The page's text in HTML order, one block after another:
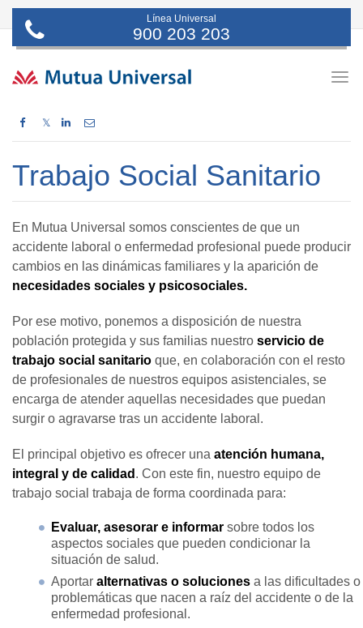
Línea Universal
900 203 203
𝕏
Trabajo Social Sanitario
En Mutua Universal somos conscientes de que un
accidente laboral o enfermedad profesional puede producir
cambios en las dinámicas familiares y la aparición de
necesidades sociales y psicosociales.
Por ese motivo, ponemos a disposición de nuestra
población protegida y sus familias nuestro servicio de
trabajo social sanitario que, en colaboración con el resto
de profesionales de nuestros equipos asistenciales, se
encarga de atender aquellas necesidades que puedan
surgir o agravarse tras un accidente laboral.
El principal objetivo es ofrecer una atención humana,
integral y de calidad . Con este fin, nuestro equipo de
trabajo social trabaja de forma coordinada para:
Evaluar, asesorar e informar sobre todos los
aspectos sociales que pueden condicionar la
situación de salud.
Aportar alternativas o soluciones a las dificultades o
problemáticas que nacen a raíz del accidente o de la
enfermedad profesional.